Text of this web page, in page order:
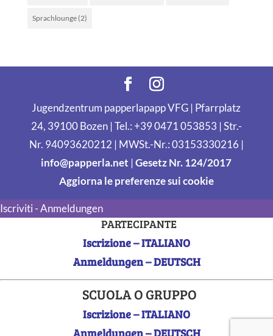
Sprachlounge(2)
Jugendzentrum papperlapapp VFG | Pfarrplatz
24, 39100 Bozen | Tel.: +39 0471 053853 | Str.-
Nr. 94093620212 | MWSt.-Nr.: 03153330216 |
info@papperla.net |Gesetz Nr. 124/2017
Aggiorna le preferenze sui cookie
Iscriviti - Anmeldungen
PARTECIPANTE
Iscrizione – ITALIANO
Anmeldungen – DEUTSCH
SCUOLA O GRUPPO
Iscrizione – ITALIANO
Anmeldungen – DEUTSCH